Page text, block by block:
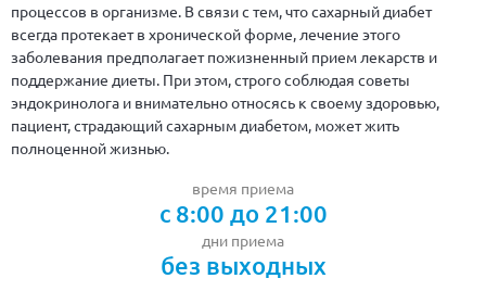
процессов в организме. В связи с тем, что сахарный диабет
всегда протекает в хронической форме, лечение этого
заболевания предполагает пожизненный прием лекарств и
поддержание диеты. При этом, строго соблюдая советы
эндокринолога и внимательно относясь к своему здоровью,
пациент, страдающий сахарным диабетом, может жить
полноценной жизнью.
время приема
с 8:00 до 21:00
дни приема
без выходных